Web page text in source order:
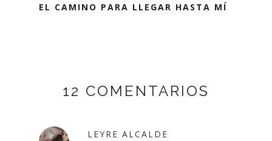
EL CAMINO PARA LLEGAR HASTA MÍ
12 COMENTARIOS
LEYRE ALCALDE